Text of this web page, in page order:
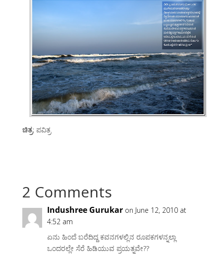
ಚಿತ್ರ: ಪವಿತ್ರ
2 Comments
Indushree Gurukar on June 12, 2010 at
4:52 am
ಏನು ಹಿಂದೆ ಬರೆದಿದ್ದ ಕವನಗಳಲ್ಲಿನ ರೂಪಕಗಳನ್ನಲ್ಲಾ
ಒಂದರಲ್ಲೇ ಸೆರೆ ಹಿಡಿಯುವ ಪ್ರಯತ್ನವೇ??